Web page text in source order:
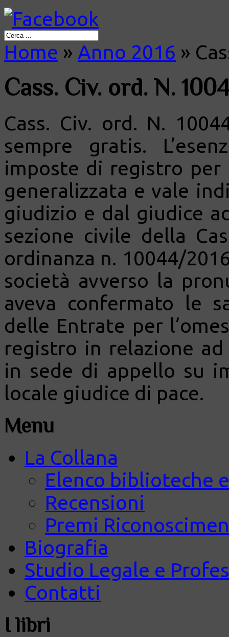
Home » Anno 2016 »
Cass. Civ. ord. N.
Cass. Civ. ord. N.
sempre gratis.
imposte di registro per
generalizzata e vale
giudizio e dal giudice
sezione civile della
ordinanza n. 10044/
società avverso la
aveva confermato le
delle Entrate per
registro in relazione
in sede di appello su
locale giudice di pace.
Menu
La Collana
Elenco biblioteche
Recensioni
Premi
Biografia
Studio Legale e
Contatti
I libri